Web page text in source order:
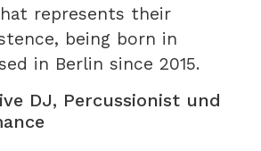
represents their
being born in
in Berlin since 2015.
DJ, Percussionist und